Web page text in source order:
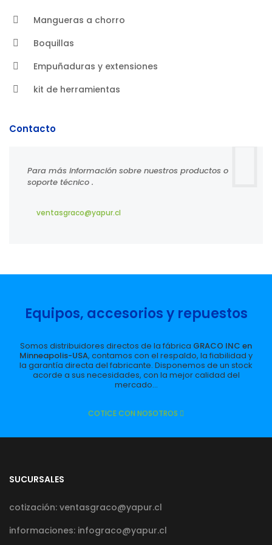
Mangueras a chorro
Boquillas
Empuñaduras y extensiones
kit de herramientas
Contacto
Para más información sobre nuestros productos o
soporte técnico .
ventasgraco@yapur.cl
Equipos, accesorios y repuestos
Somos distribuidores directos de la fábrica GRACO INC en
Minneapolis-USA, contamos con el respaldo, la fiabilidad y
la garantía directa del fabricante. Disponemos de un stock
acorde a sus necesidades, con la mejor calidad del
mercado...
COTICE CON NOSOTROS
SUCURSALES
cotización: ventasgraco@yapur.cl
informaciones: infograco@yapur.cl